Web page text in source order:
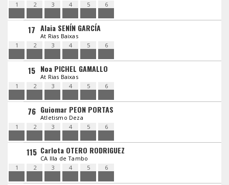
1
2 3 4 5 6
17 Alaia SENÍN GARCÍA
At Rias Baixas
1
2 3 4 5 6
15 Noa PICHEL GAMALLO
At Rias Baixas
1
2 3 4 5 6
76 Guiomar PEON PORTAS
Atletismo Deza
1
2 3 4 5 6
115 Carlota OTERO RODRIGUEZ
CA Illa de Tambo
1
2 3 4 5 6